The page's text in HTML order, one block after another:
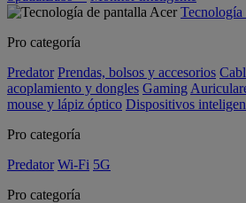
Tecnología
Pro categoría
Predator Prendas, bolsos y accesorios
acoplamiento y dongles Gaming
mouse y lápiz óptico Dispositivos
Pro categoría
Predator Wi-Fi 5G
Pro categoría